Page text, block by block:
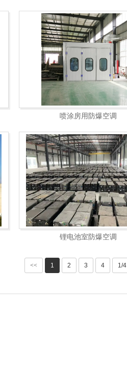
喷涂房用防爆空调
锂电池室防爆空调
<< 1 2 3 4 1/4